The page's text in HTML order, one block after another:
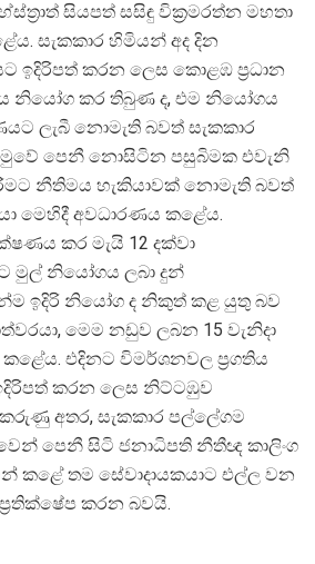
රාත් සියපත් සසිඳු වික්රමරත්න මහතා
සැකකාර හිමියන් අද දින
ඉදිරිපත් කරන ලෙස කොළඹ ප්රධාන
නියෝග කර තිබුණ ද, එම නියෝගය
ලැබී නොමැති බවත් සැකකාර
පෙනී නොසිටින පසුබිමක එවැනි
නීතිමය හැකියාවක් නොමැති බවත්
මෙහිදී අවධාරණය කළේය.
කර මැයි 12 දක්වා
මුල් නියෝගය ලබා දුන්
ඉදිරි නියෝග ද නිකුත් කළ යුතු බව
රාත්වරයා, මෙම නඩුව ලබන 15 වැනිදා
එදිනට විමර්ශනවල ප්රගතිය
කරන ලෙස නිට්ටඹුව
අතර, සැකකාර පල්ලේගම
පෙනී සිටි ජනාධිපති නීතීඥ කාලිංග
කළේ තම සේවාදායකයාට එල්ල වන
රතික්ෂේප කරන බවයි.